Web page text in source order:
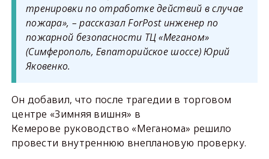
тренировки по отработке действий в случае
пожара», – рассказал ForPost инженер по
пожарной безопасности ТЦ «Меганом»
(Симферополь, Евпаторийское шоссе) Юрий
Яковенко.
Он добавил, что после трагедии в торговом
центре «Зимняя вишня» в
Кемерове руководство «Меганома» решило
провести внутреннюю внеплановую проверку.